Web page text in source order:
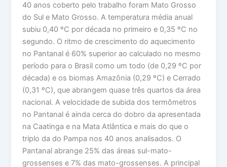
40 anos coberto pelo trabalho foram Mato Grosso
do Sul e Mato Grosso. A temperatura média anual
subiu 0,40 ºC por década no primeiro e 0,35 ºC no
segundo. O ritmo de crescimento do aquecimento
no Pantanal é 60% superior ao calculado no mesmo
período para o Brasil como um todo (de 0,29 ºC por
década) e os biomas Amazônia (0,29 ºC) e Cerrado
(0,31 ºC), que abrangem quase três quartos da área
nacional. A velocidade de subida dos termômetros
no Pantanal é ainda cerca do dobro da apresentada
na Caatinga e na Mata Atlântica e mais do que o
triplo da do Pampa nos 40 anos analisados. O
Pantanal abrange 25% das áreas sul-mato-
grossenses e 7% das mato-grossenses. A principal